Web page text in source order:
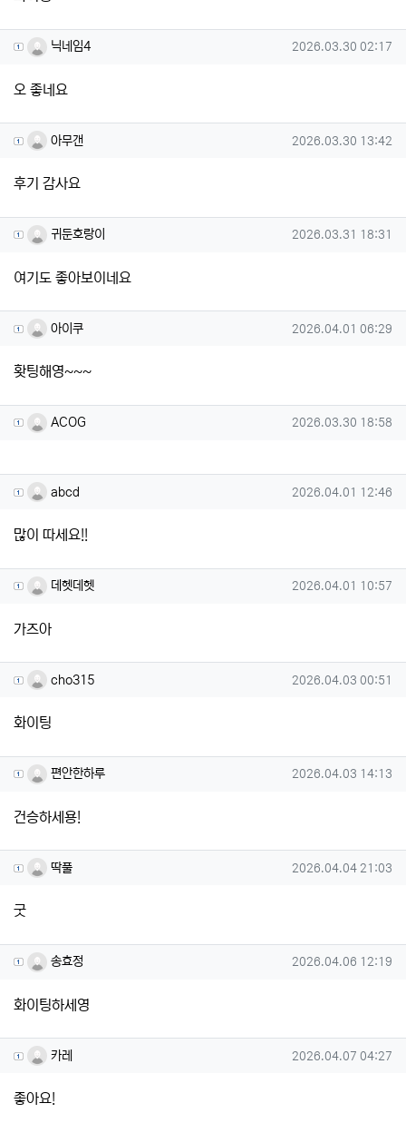
닉네임4님의 댓글
닉네임4 작성일
2026.03.30 02:17
오 좋네요
아무갠님의 댓글
아무갠 작성일
2026.03.30 13:42
후기 감사요
귀둔호랑이님의 댓글
귀둔호랑이 작성일
2026.03.31 18:31
여기도 좋아보이네요
아이쿠님의 댓글
아이쿠 작성일
2026.04.01 06:29
홧팅해영~~~
ACOG님의 댓글
ACOG 작성일
2026.03.30 18:58
abcd님의 댓글
abcd 작성일
2026.04.01 12:46
많이 따세요!!
데헷데헷님의 댓글
데헷데헷 작성일
2026.04.01 10:57
가즈아
cho315님의 댓글
cho315 작성일
2026.04.03 00:51
화이팅
편안한하루님의 댓글
편안한하루 작성일
2026.04.03 14:13
건승하세용!
딱풀님의 댓글
딱풀 작성일
2026.04.04 21:03
굿
송효정님의 댓글
송효정 작성일
2026.04.06 12:19
화이팅하세영
카레님의 댓글
카레 작성일
2026.04.07 04:27
좋아요!